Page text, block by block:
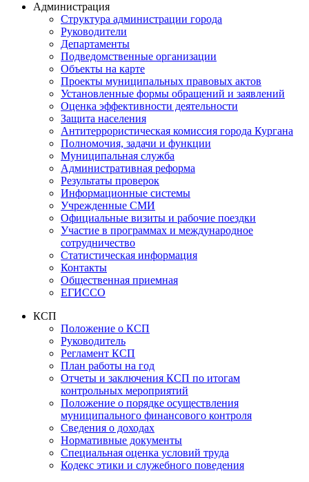
Администрация
Структура администрации города
Руководители
Департаменты
Подведомственные организации
Объекты на карте
Проекты муниципальных правовых актов
Установленные формы обращений и заявлений
Оценка эффективности деятельности
Защита населения
Антитеррористическая комиссия города Кургана
Полномочия, задачи и функции
Муниципальная служба
Административная реформа
Результаты проверок
Информационные системы
Учрежденные СМИ
Официальные визиты и рабочие поездки
Участие в программах и международное
сотрудничество
Статистическая информация
Контакты
Общественная приемная
ЕГИССО
КСП
Положение о КСП
Руководитель
Регламент КСП
План работы на год
Отчеты и заключения КСП по итогам
контрольных мероприятий
Положение о порядке осуществления
муниципального финансового контроля
Сведения о доходах
Нормативные документы
Специальная оценка условий труда
Кодекс этики и служебного поведения